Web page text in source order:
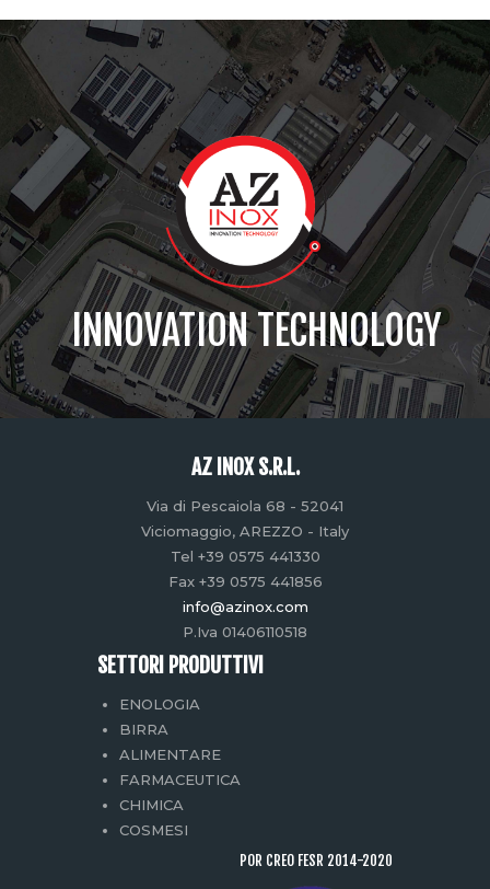
INNOVATION TECHNOLOGY
AZ INOX S.R.L.
Via di Pescaiola 68 - 52041
Viciomaggio, AREZZO - Italy
Tel +39 0575 441330
Fax +39 0575 441856
info@azinox.com
P.Iva 01406110518
SETTORI PRODUTTIVI
ENOLOGIA
BIRRA
ALIMENTARE
FARMACEUTICA
CHIMICA
COSMESI
POR CREO FESR 2014-2020